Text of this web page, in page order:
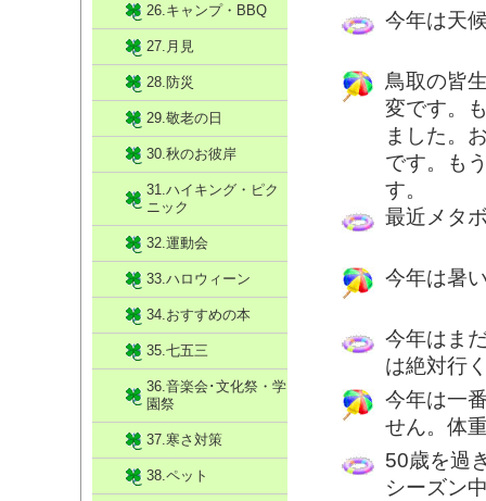
今年は天
鳥取の皆
変です。
ました。
です。も
す。
最近メタ
今年は暑
今年はま
は絶対行
今年は一
せん。体
50歳を過
シーズン
26.キャンプ・BBQ
27.月見
28.防災
29.敬老の日
30.秋のお彼岸
31.ハイキング・ピク
ニック
32.運動会
33.ハロウィーン
34.おすすめの本
35.七五三
36.音楽会･文化祭・学
園祭
37.寒さ対策
38.ペット